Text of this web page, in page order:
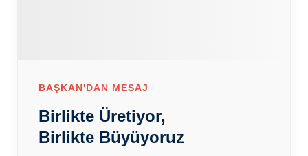
BAŞKAN'DAN MESAJ
Birlikte Üretiyor,
Birlikte Büyüyoruz